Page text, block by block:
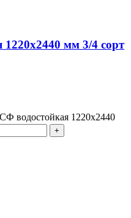
мм 3/4 сорт
водостойкая 1220х2440